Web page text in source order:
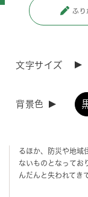
ふり
文字サイズ
背景色
保全制度につ
緑地を指定・
るほか、防災や地域
ないものとなってお
んだんと失われてき